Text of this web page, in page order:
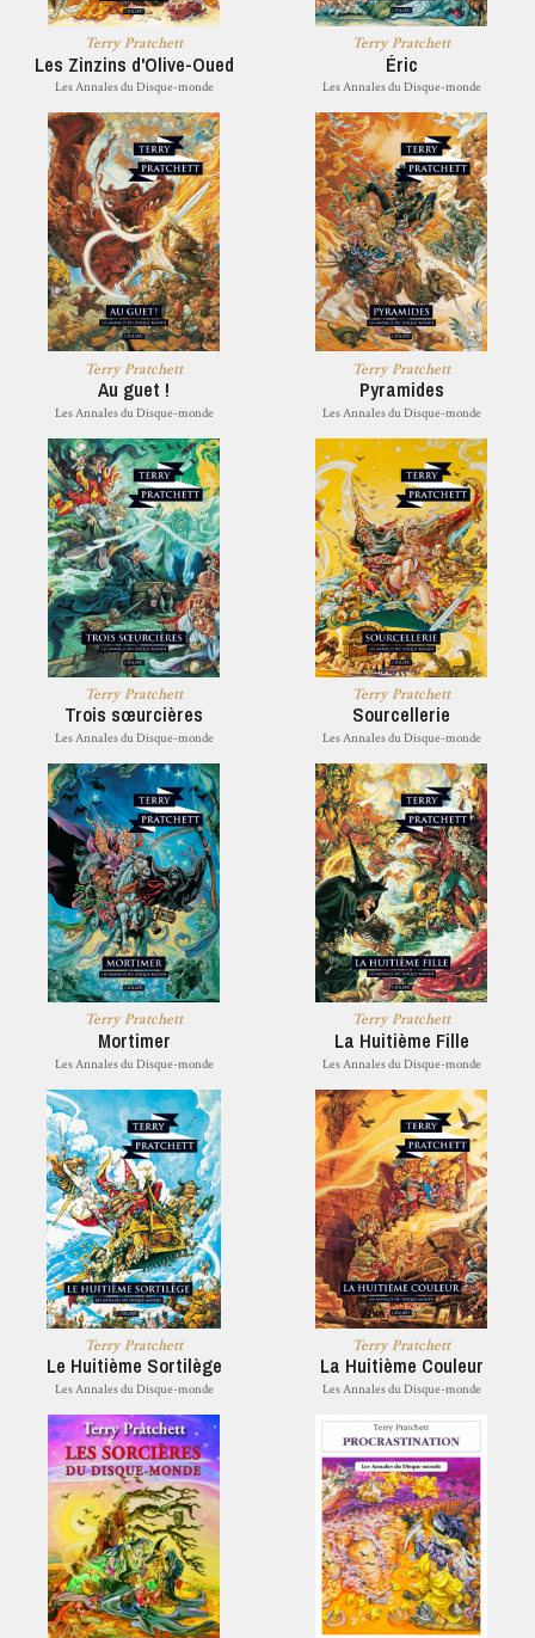
Terry Pratchett
Les Zinzins d'Olive-Oued
Les Annales du Disque-monde
Terry Pratchett
Éric
Les Annales du Disque-monde
Terry Pratchett
Au guet !
Les Annales du Disque-monde
Terry Pratchett
Pyramides
Les Annales du Disque-monde
Terry Pratchett
Trois sœurcières
Les Annales du Disque-monde
Terry Pratchett
Sourcellerie
Les Annales du Disque-monde
Terry Pratchett
Mortimer
Les Annales du Disque-monde
Terry Pratchett
La Huitième Fille
Les Annales du Disque-monde
Terry Pratchett
Le Huitième Sortilège
Les Annales du Disque-monde
Terry Pratchett
La Huitième Couleur
Les Annales du Disque-monde